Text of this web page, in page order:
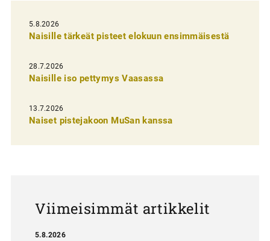
i
e
n
s
e
l
5.8.2026
Naisille tärkeät pisteet elokuun ensimmäisestä
28.7.2026
Naisille iso pettymys Vaasassa
13.7.2026
Naiset pistejakoon MuSan kanssa
Viimeisimmät artikkelit
5.8.2026